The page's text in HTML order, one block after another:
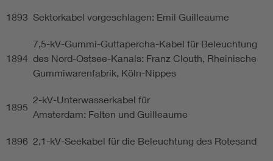
1893 Sektorkabel vorgeschlagen: Emil Guilleaume
1894
7,5-kV-Gummi-Guttapercha-Kabel für Beleuchtung
des Nord-Ostsee-Kanals: Franz Clouth, Rheinische
Gummiwarenfabrik, Köln-Nippes
1895
2-kV-Unterwasserkabel für
Amsterdam: Felten und Guilleaume
1896 2,1-kV-Seekabel für die Beleuchtung des Rotesand